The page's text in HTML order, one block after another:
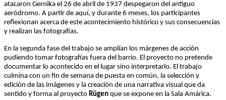
atacaron Gernika el 26 de abril de 1937 despegaron del antiguo
aeródromo. A partir de aquí, y durante 6 meses, los participantes
reflexionan acerca de este acontecimiento histórico y sus consecuencias
y realizan las fotografías.
En la segunda fase del trabajo se amplían los márgenes de acción
pudiendo tomar fotografías fuera del barrio. El proyecto no pretende
documentar lo acontecido en el lugar sino interpretarlo. El trabajo
culmina con un fin de semana de puesta en común, la selección y
edición de las imágenes y la creación de una narrativa visual que da
sentido y forma al proyecto Rügen que se expone en la Sala Amárica.